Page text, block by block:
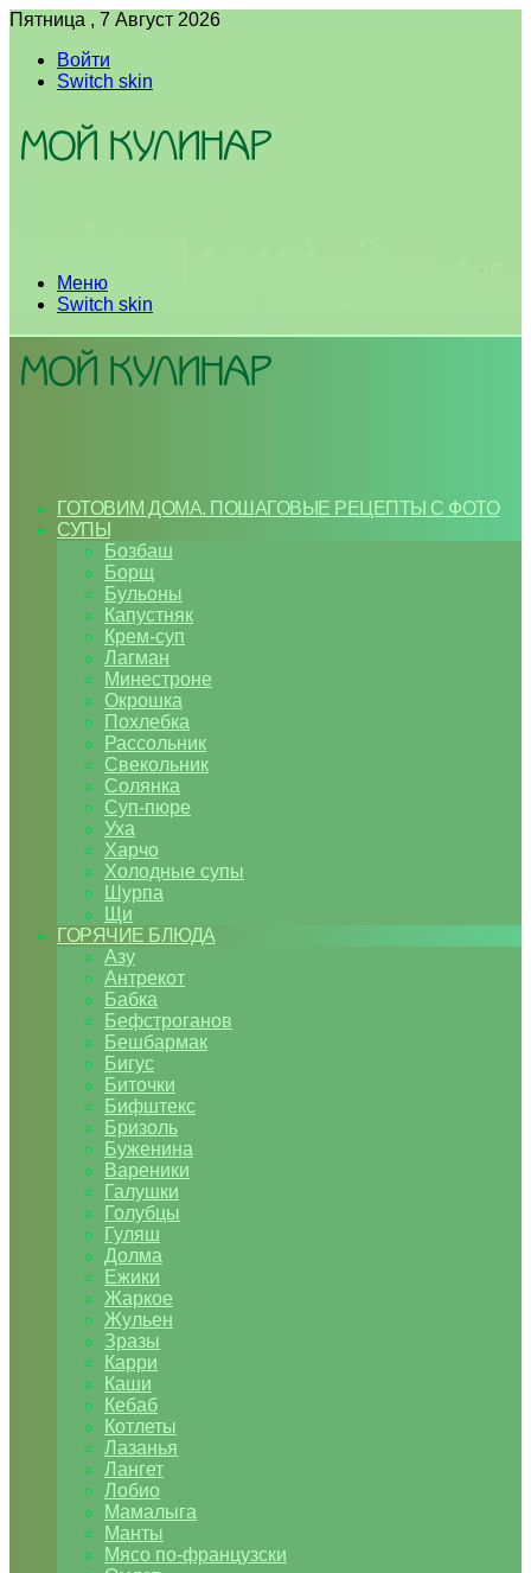
Пятница , 7 Август 2026
Войти
Switch skin
Меню
Switch skin
ГОТОВИМ ДОМА. ПОШАГОВЫЕ РЕЦЕПТЫ С ФОТО
СУПЫ
Бозбаш
Борщ
Бульоны
Капустняк
Крем-суп
Лагман
Минестроне
Окрошка
Похлебка
Рассольник
Свекольник
Солянка
Суп-пюре
Уха
Харчо
Холодные супы
Шурпа
Щи
ГОРЯЧИЕ БЛЮДА
Азу
Антрекот
Бабка
Бефстроганов
Бешбармак
Бигус
Биточки
Бифштекс
Бризоль
Буженина
Вареники
Галушки
Голубцы
Гуляш
Долма
Ежики
Жаркое
Жульен
Зразы
Карри
Каши
Кебаб
Котлеты
Лазанья
Лангет
Лобио
Мамалыга
Манты
Мясо по-французски